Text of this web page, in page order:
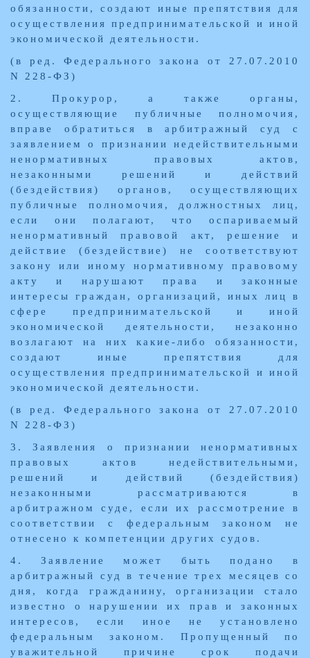
обязанности, создают иные препятствия для
осуществления предпринимательской и иной
экономической деятельности.
(в ред. Федерального закона от 27.07.2010
N 228-ФЗ)
2. Прокурор, а также органы,
осуществляющие публичные полномочия,
вправе обратиться в арбитражный суд с
заявлением о признании недействительными
ненормативных правовых актов,
незаконными решений и действий
(бездействия) органов, осуществляющих
публичные полномочия, должностных лиц,
если они полагают, что оспариваемый
ненормативный правовой акт, решение и
действие (бездействие) не соответствуют
закону или иному нормативному правовому
акту и нарушают права и законные
интересы граждан, организаций, иных лиц в
сфере предпринимательской и иной
экономической деятельности, незаконно
возлагают на них какие-либо обязанности,
создают иные препятствия для
осуществления предпринимательской и иной
экономической деятельности.
(в ред. Федерального закона от 27.07.2010
N 228-ФЗ)
3. Заявления о признании ненормативных
правовых актов недействительными,
решений и действий (бездействия)
незаконными рассматриваются в
арбитражном суде, если их рассмотрение в
соответствии с федеральным законом не
отнесено к компетенции других судов.
4. Заявление может быть подано в
арбитражный суд в течение трех месяцев со
дня, когда гражданину, организации стало
известно о нарушении их прав и законных
интересов, если иное не установлено
федеральным законом. Пропущенный по
уважительной причине срок подачи